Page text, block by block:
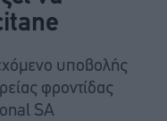
υποβολής
φροντίδας
SA